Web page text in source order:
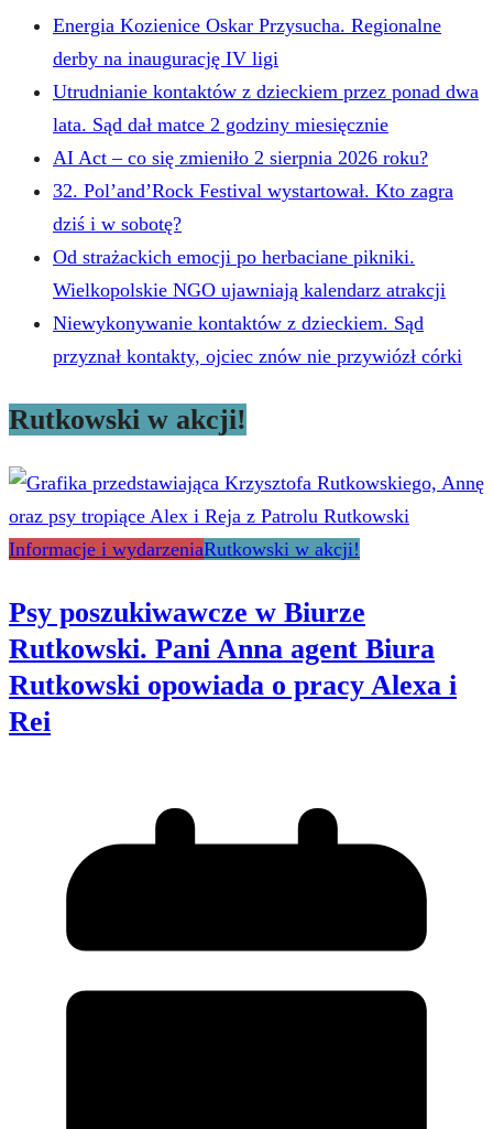
Energia Kozienice Oskar Przysucha. Regionalne
derby na inaugurację IV ligi
Utrudnianie kontaktów z dzieckiem przez ponad dwa
lata. Sąd dał matce 2 godziny miesięcznie
AI Act – co się zmieniło 2 sierpnia 2026 roku?
32. Pol’and’Rock Festival wystartował. Kto zagra
dziś i w sobotę?
Od strażackich emocji po herbaciane pikniki.
Wielkopolskie NGO ujawniają kalendarz atrakcji
Niewykonywanie kontaktów z dzieckiem. Sąd
przyznał kontakty, ojciec znów nie przywiózł córki
Rutkowski w akcji!
Informacje i wydarzeniaRutkowski w akcji!
Psy poszukiwawcze w Biurze
Rutkowski. Pani Anna agent Biura
Rutkowski opowiada o pracy Alexa i
Rei